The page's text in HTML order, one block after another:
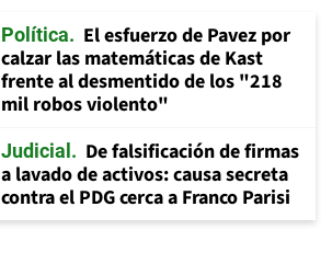
Política
El esfuerzo de Pavez por
calzar las matemáticas de Kast
frente al desmentido de los "218
mil robos violento"
Judicial
De falsificación de firmas
a lavado de activos: causa secreta
contra el PDG cerca a Franco Parisi